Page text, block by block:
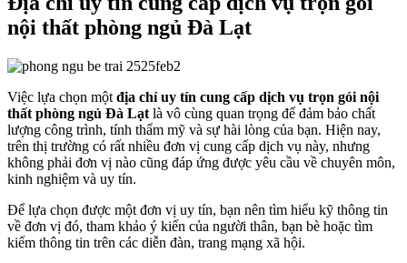
nội thất phòng ngủ Đà Lạt
Việc lựa chọn một địa chỉ uy tín cung cấp dịch vụ trọn gói nội
thất phòng ngủ Đà Lạt là vô cùng quan trọng để đảm bảo chất
lượng công trình, tính thẩm mỹ và sự hài lòng của bạn. Hiện nay,
trên thị trường có rất nhiều đơn vị cung cấp dịch vụ này, nhưng
không phải đơn vị nào cũng đáp ứng được yêu cầu về chuyên môn,
kinh nghiệm và uy tín.
Để lựa chọn được một đơn vị uy tín, bạn nên tìm hiểu kỹ thông tin
về đơn vị đó, tham khảo ý kiến của người thân, bạn bè hoặc tìm
kiếm thông tin trên các diễn đàn, trang mạng xã hội.